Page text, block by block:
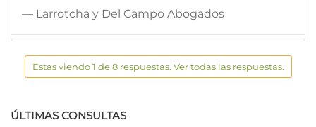
— Larrotcha y Del Campo Abogados
Estas viendo 1 de 8 respuestas. Ver todas las respuestas.
ÚLTIMAS CONSULTAS